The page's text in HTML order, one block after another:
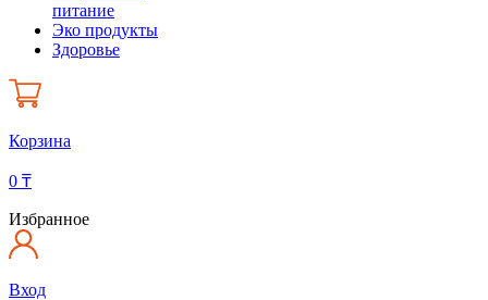
питание
Эко продукты
Здоровье
Корзина
0 ₸
Избранное
Вход